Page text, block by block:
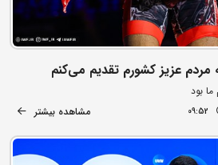
مردم عزیز کشورم تقدیم می‌کنم
بود
09:52 مشاهده بیشتر